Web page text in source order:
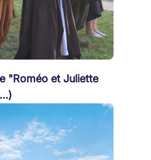
"Roméo et Juliette